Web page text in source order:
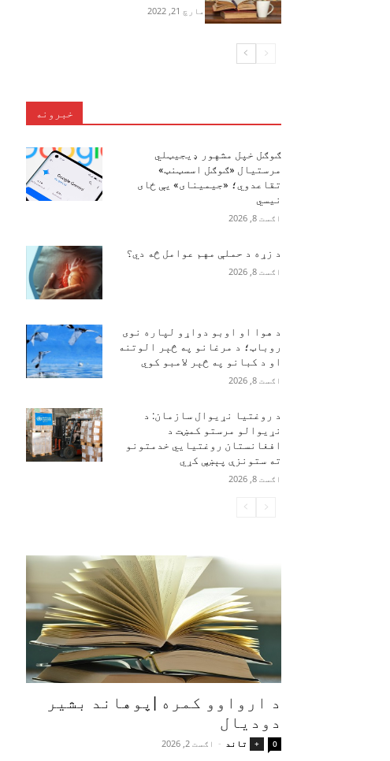
مارچ 21, 2022
خبرونه
ګوګل خپل مشهور ډیجیټلي
مرستیال «ګوګل اسسټنټ»
تقاعدوي؛ «جیمینای» یې ځای
نیسي
اګست 8, 2026
د زړه د حملې مهم عوامل څه دي؟
اګست 8, 2026
د هوا او اوبو دواړو لپاره نوی
روباټ؛ د مرغانو په څېر الوتنه
او د کبانو په څېر لامبو کوي
اګست 8, 2026
د روغتیا نړیوال سازمان: د
نړیوالو مرستو کمښت د
افغانستان روغتیايي خدمتونو
ته ستونزې پېښې کړي
اګست 8, 2026
د ارواوو کمره |پوهاند بشیر
دودیال
+ تاند - اګست 2, 2026 0